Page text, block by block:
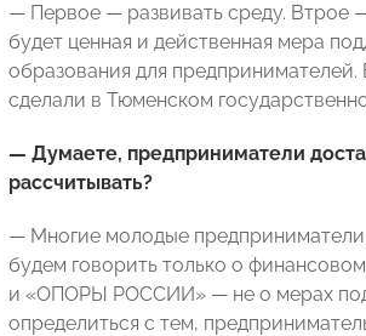
— Первое — развивать среду. Втрое
будет ценная и действенная мера
образования для
сделали в Тюменском
— Думаете, предприниматели
рассчитывать?
— Многие молодые
будем говорить только о
и «ОПОРЫ РОССИИ» — не о мерах
определиться с тем,